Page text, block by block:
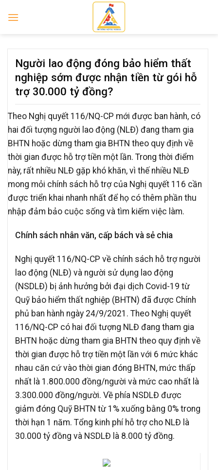
Người lao động đóng bảo hiểm thất
nghiệp sớm được nhận tiền từ gói hỗ
trợ 30.000 tỷ đồng?
Theo Nghị quyết 116/NQ-CP mới được ban hành, có
hai đối tượng người lao động (NLĐ) đang tham gia
BHTN hoặc dừng tham gia BHTN theo quy định về
thời gian được hỗ trợ tiền một lần. Trong thời điểm
này, rất nhiều NLĐ gặp khó khăn, vì thế nhiều NLĐ
mong mỏi chính sách hỗ trợ của Nghị quyết 116 cần
được triển khai nhanh nhất để họ có thêm phần thu
nhập đảm bảo cuộc sống và tìm kiếm việc làm.
Chính sách nhân văn, cấp bách và sẻ chia
Nghị quyết 116/NQ-CP về chính sách hỗ trợ người
lao động (NLĐ) và người sử dụng lao động
(NSDLĐ) bị ảnh hưởng bởi đại dịch Covid-19 từ
Quỹ bảo hiểm thất nghiệp (BHTN) đã được Chính
phủ ban hành ngày 24/9/2021. Theo Nghị quyết
116/NQ-CP có hai đối tượng NLĐ đang tham gia
BHTN hoặc dừng tham gia BHTN theo quy định về
thời gian được hỗ trợ tiền một lần với 6 mức khác
nhau căn cứ vào thời gian đóng BHTN, mức thấp
nhất là 1.800.000 đồng/người và mức cao nhất là
3.300.000 đồng/người. Về phía NSDLĐ được
giảm đóng Quỹ BHTN từ 1% xuống bằng 0% trong
thời hạn 1 năm. Tổng kinh phí hỗ trợ cho NLĐ là
30.000 tỷ đồng và NSDLĐ là 8.000 tỷ đồng.